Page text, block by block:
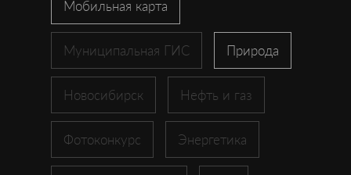
Мобильная карта
Муниципальная ГИС Природа
Новосибирск Нефть и газ
Фотоконкурс Энергетика